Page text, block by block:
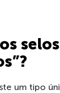
selos
um tipo